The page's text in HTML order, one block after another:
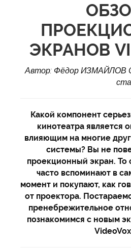
ЭКРАНОВ
Автор: Фёдор ИЗМАЙЛОВ
Какой компонент
кинотеатра является
влияющим на многие
системы? Вы не
проекционный экран. То
часто вспоминают в
момент и покупают, как
от проектора.
пренебрежительное
познакомимся с новым